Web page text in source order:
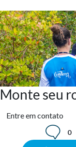
Monte seu
Entre em contato
0